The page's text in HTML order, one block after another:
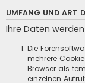
UMFANG UND ART
Ihre Daten
Die
mehrere
Browser als
einzelnen